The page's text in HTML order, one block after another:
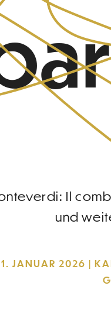
Il
und
JANUAR 2026 |